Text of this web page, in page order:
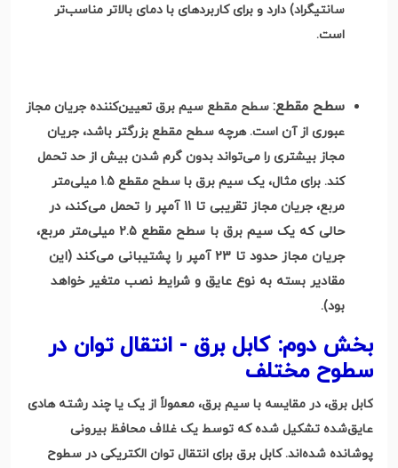
سانتیگراد) دارد و برای کاربردهای با دمای بالاتر مناسب‌تر
است.
سطح مقطع: سطح مقطع سیم برق تعیین‌کننده جریان مجاز
عبوری از آن است. هرچه سطح مقطع بزرگتر باشد، جریان
مجاز بیشتری را می‌تواند بدون گرم شدن بیش از حد تحمل
کند. برای مثال، یک سیم برق با سطح مقطع 1.5 میلی‌متر
مربع، جریان
مجاز تقریبی تا 11 آمپر را تحمل می‌کند، در
حالی که یک سیم برق با سطح مقطع 2.5 میلی‌متر مربع،
جریان مجاز حدود تا 23 آمپر را پشتیبانی می‌کند (این
مقادیر بسته به نوع عایق و شرایط نصب متغیر خواهد
بود).
بخش دوم: کابل برق - انتقال توان در
سطوح مختلف
کابل برق، در مقایسه با سیم برق، معمولاً از یک یا چند رشته هادی
عایق‌شده تشکیل شده که توسط یک غلاف محافظ بیرونی
پوشانده شده‌اند.کابل برق برای انتقال توان الکتریکی در سطوح